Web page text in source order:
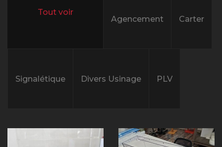
Agencement Carter
Signalétique Divers Usinage PLV